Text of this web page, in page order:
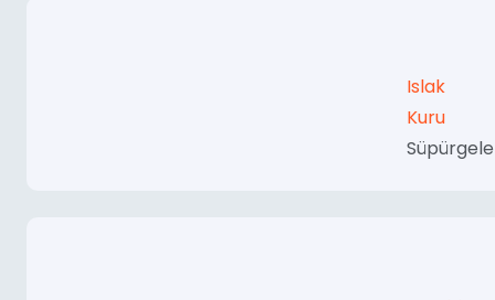
Islak
Kuru